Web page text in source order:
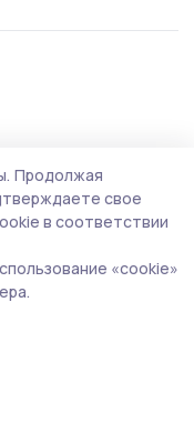
Продолжая
свое
в соответствии
«cookie»